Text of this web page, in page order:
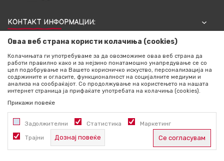
КОНТАКТ ИНФОРМАЦИИ:
КОРИСНИ ЛИНКОВИ
ИНФОРМАЦИИ
Оваа веб страна користи колачиња (cookies)
Колачињата ги употребуваме за да овозможиме оваа веб страна да
работи правилно како и за нејзино понатамошно унапредување се со
цел подобрување на Вашето корисничко искуство, персонализација на
содржините и огласите, функционалност на социјалните медиуми и
анализа на сообраќајот. Со продолжување на користењето на нашата
интернет страница ја прифаќате употребата на колачиња (cookies).
Прикажи повеќе
Задолжителни Статистика Маркетинг
Трајни Дознај повеќе Се согласувам